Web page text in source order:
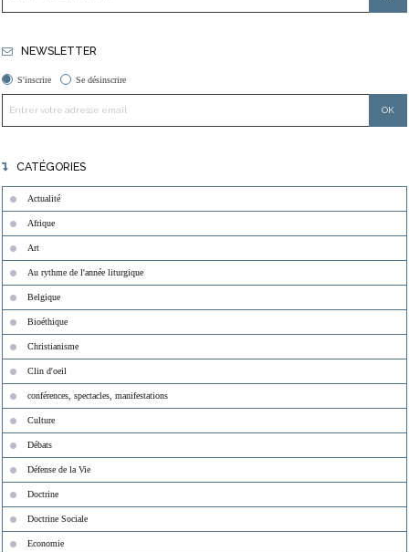
NEWSLETTER
S'inscrire Se désinscrire
CATÉGORIES
Actualité
Afrique
Art
Au rythme de l'année liturgique
Belgique
Bioéthique
Christianisme
Clin d'oeil
conférences, spectacles, manifestations
Culture
Débats
Défense de la Vie
Doctrine
Doctrine Sociale
Economie